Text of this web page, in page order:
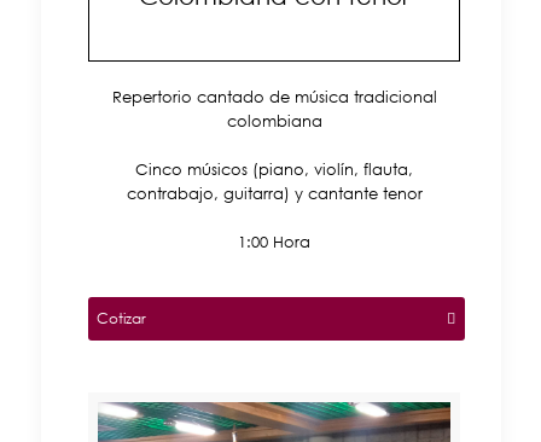
Repertorio cantado de música tradicional
colombiana
Cinco músicos (piano, violín, flauta,
contrabajo, guitarra) y cantante tenor
1:00 Hora
Cotizar